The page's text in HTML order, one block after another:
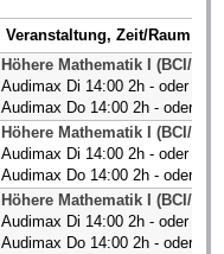
Veranstaltung, Zeit/Raum
Höhere Mathematik I (BCI/
Audimax Di 14:00 2h - oder
Audimax Do 14:00 2h - oder
Höhere Mathematik I (BCI/
Audimax Di 14:00 2h - oder
Audimax Do 14:00 2h - oder
Höhere Mathematik I (BCI/
Audimax Di 14:00 2h - oder
Audimax Do 14:00 2h - oder